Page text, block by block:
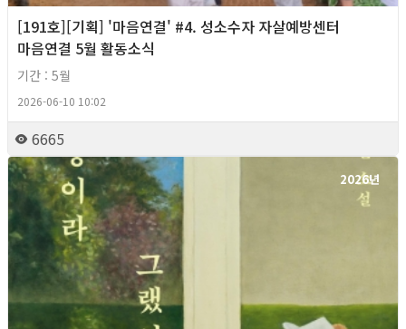
[191호][기획] '마음연결' #4. 성소수자 자살예방센터
마음연결 5월 활동소식
기간 : 5월
2026-06-10 10:02
6665
2026년